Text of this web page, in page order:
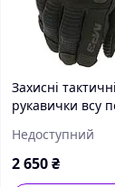
Захисні
рукавички всу
ОРИГІНАЛ з
сенсорними
Недоступний
2 650₴